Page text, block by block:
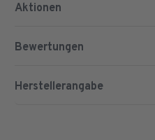
Aktionen
Bewertungen
Herstellerangabe